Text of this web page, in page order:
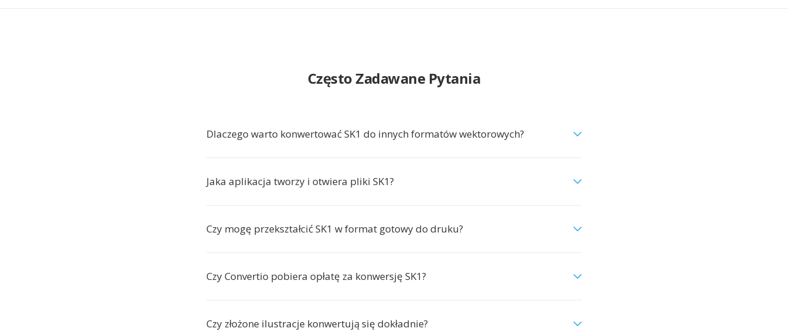
Często Zadawane Pytania
Dlaczego warto konwertować SK1 do innych formatów wektorowych?
Jaka aplikacja tworzy i otwiera pliki SK1?
Czy mogę przekształcić SK1 w format gotowy do druku?
Czy Convertio pobiera opłatę za konwersję SK1?
Czy złożone ilustracje konwertują się dokładnie?